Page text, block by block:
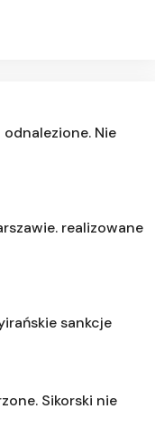
Nie
realizowane
sankcje
Sikorski nie